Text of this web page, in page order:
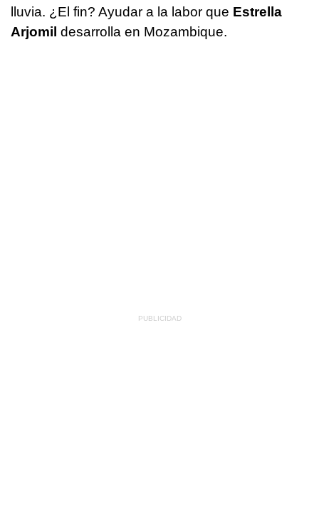
lluvia. ¿El fin? Ayudar a la labor que Estrella
Arjomil desarrolla en Mozambique.